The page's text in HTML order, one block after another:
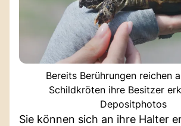
Bereits Berührungen reichen
Schildkröten ihre Besitzer
Depositphotos
Sie können sich an ihre Halter